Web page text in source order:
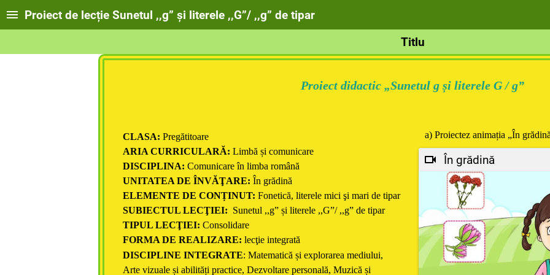
Proiect de lecție Sunetul ,,g” și literele ,,G”/ ,,g” de tipar
Titlu
Proiect didactic „Sunetul g și literele G / g”
CLASA: Pregătitoare
ARIA CURRICULARĂ: Limbă și comunicare
DISCIPLINA: Comunicare în limba română
UNITATEA DE ÎNVĂŢARE: În grădină
ELEMENTE DE CONȚINUT: Fonetică, literele mici şi mari de tipar
SUBIECTUL LECŢIEI: Sunetul ,,g” și literele ,,G”/ ,,g” de tipar
TIPUL LECŢIEI: Consolidare
FORMA DE REALIZARE: lecţie integrată
DISCIPLINE INTEGRATE: Matematică și explorarea mediului,
Arte vizuale și abilități practice, Dezvoltare personală, Muzică și
a) Proiectez animația „În
În grădină